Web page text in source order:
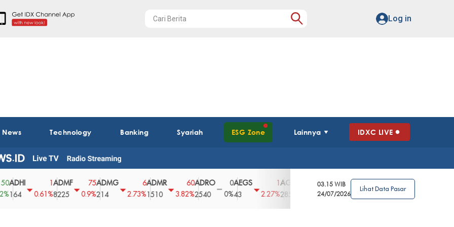
Log in
Technology Banking Syariah ESG Zone Lainnya IDXC LIVE
0.61%
ADMF
8225
75
0.9%
ADMG
214
2.73%
ADMR
1510
60
3.82%
ADRO
2540
0
0%
AEGS
2.27% 2850
3.39%
AGRO
4
2.63%
0%
03.15 WIB
24/07/2026
Lihat Data Pasar